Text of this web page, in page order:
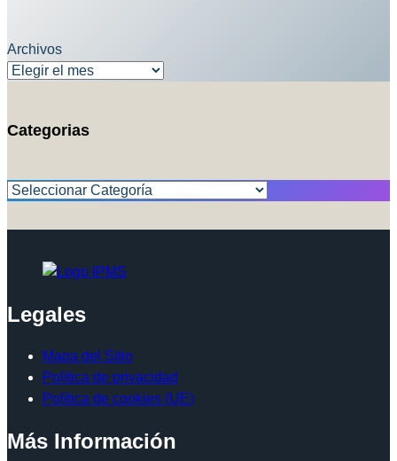
Archivos
Categorias
Categorías
Legales
Mapa del Sitio
Política de privacidad
Política de cookies (UE)
Más Información